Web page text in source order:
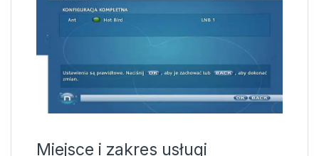
Miejsce i zakres usługi